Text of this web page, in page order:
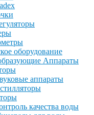
оборудование
Аппараты
аппараты
качества воды